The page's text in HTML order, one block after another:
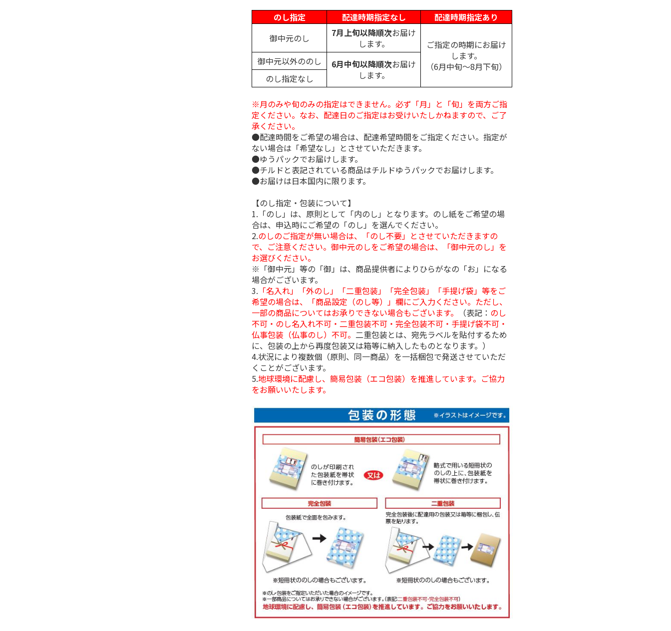
のし指定
配達時期指定なし
配達時期指定あり
御中元のし
7月上旬以降順次お届け
します。
ご指定の時期にお届け
します。
（6月中旬～8月下旬）
御中元以外ののし 6月中旬以降順次お届け
します。
のし指定なし
※月のみや旬のみの指定はできません。必ず「月」と「旬」を両方ご指
定ください。なお、配達日のご指定はお受けいたしかねますので、ご了
承ください。
●配達時間をご希望の場合は、配達希望時間をご指定ください。指定が
ない場合は「希望なし」とさせていただきます。
●ゆうパックでお届けします。
●チルドと表記されている商品はチルドゆうパックでお届けします。
●お届けは日本国内に限ります。
【のし指定・包装について】
1.「のし」は、原則として「内のし」となります。のし紙をご希望の場
合は、申込時にご希望の「のし」を選んでください。
2.のしのご指定が無い場合は、「のし不要」とさせていただきますの
で、ご注意ください。御中元のしをご希望の場合は、「御中元のし」を
お選びください。
※「御中元」等の「御」は、商品提供者によりひらがなの「お」になる
場合がございます。
3. 「名入れ」「外のし」「二重包装」「完全包装」「手提げ袋」等をご
希望の場合は、「商品設定（のし等）」欄にご入力ください。ただし、
一部の商品についてはお承りできない場合もございます。
（表記： のし
不可・のし名入れ不可・二重包装不可・完全包装不可・手提げ袋不可・
仏事包装（仏事のし）不可。 二重包装とは、宛先ラベルを貼付するため
に、包装の上から再度包装又は箱等に納入したものとなります。）
4.状況により複数個（原則、同一商品）を一括梱包で発送させていただ
くことがございます。
5.地球環境に配慮し、簡易包装（エコ包装）を推進しています。ご協力
をお願いいたします。